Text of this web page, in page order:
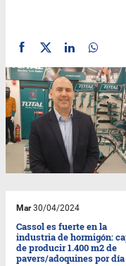
Mar30/04/2024
Cassol es fuerte en la
industria de hormigón:
de producir 1.400 m2 de
pavers/adoquines por día